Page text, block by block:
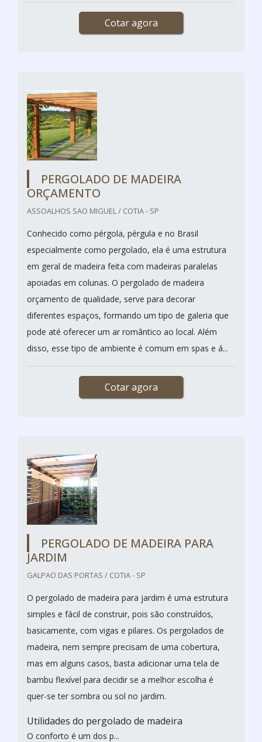
Cotar agora
PERGOLADO DE MADEIRA
ORÇAMENTO
ASSOALHOS SAO MIGUEL / COTIA - SP
Conhecido como pérgola, pérgula e no Brasil
especialmente como pergolado, ela é uma estrutura
em geral de madeira feita com madeiras paralelas
apoiadas em colunas. O pergolado de madeira
orçamento de qualidade, serve para decorar
diferentes espaços, formando um tipo de galeria que
pode até oferecer um ar romântico ao local. Além
disso, esse tipo de ambiente é comum em spas e á...
Cotar agora
PERGOLADO DE MADEIRA PARA
JARDIM
GALPAO DAS PORTAS / COTIA - SP
O pergolado de madeira para jardim é uma estrutura
simples e fácil de construir, pois são construídos,
basicamente, com vigas e pilares. Os pergolados de
madeira, nem sempre precisam de uma cobertura,
mas em alguns casos, basta adicionar uma tela de
bambu flexível para decidir se a melhor escolha é
quer-se ter sombra ou sol no jardim.
Utilidades do pergolado de madeira
O conforto é um dos p...